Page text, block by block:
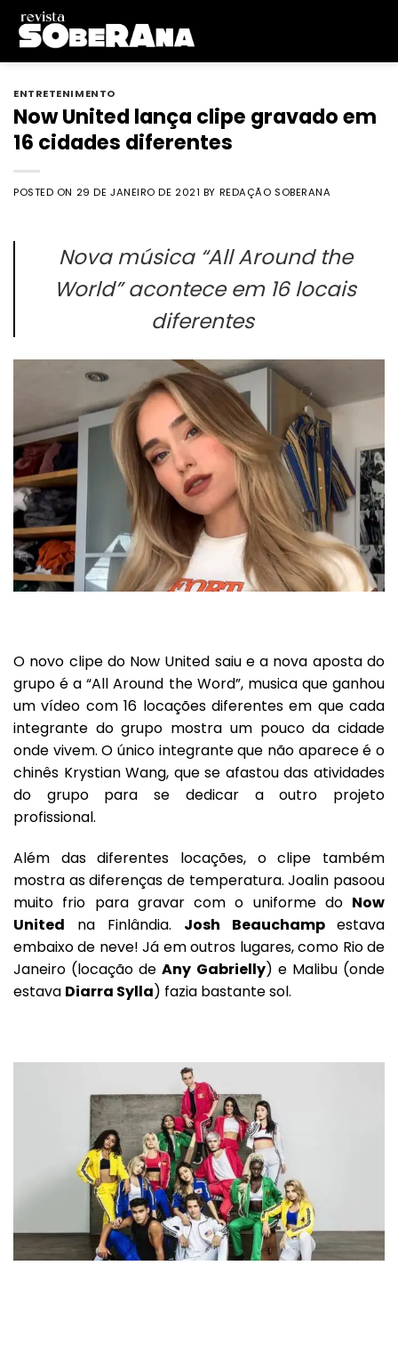
Skip
content
ENTRETENIMENTO
Now United lança clipe gravado em
16 cidades diferentes
POSTED ON 29 DE JANEIRO DE 2021 BY REDAÇÃO SOBERANA
Nova música “All Around the
World” acontece em 16 locais
diferentes
O novo clipe do Now United saiu e a nova aposta do
grupo é a“All Around the Word”,musica que ganhou
um vídeo com 16 locações diferentes em que cada
integrante do grupo mostra um pouco da cidade
onde vivem. O único integrante que não aparece é o
chinês Krystian Wang, que se afastou das atividades
do grupo para se dedicar a outro projeto
profissional.
Além das diferentes locações, o clipe também
mostra as diferenças de temperatura. Joalin pasoou
muito frio para gravar com o uniforme do Now
United na Finlândia. Josh Beauchamp estava
embaixo de neve! Já em outros lugares, como Rio de
Janeiro (locação deAny Gabrielly) e Malibu (onde
estava Diarra Sylla) fazia bastante sol.